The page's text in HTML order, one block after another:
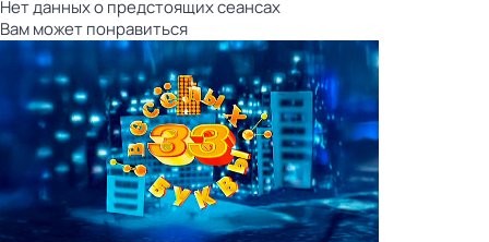
Нет данных о предстоящих сеансах
Вам может понравиться